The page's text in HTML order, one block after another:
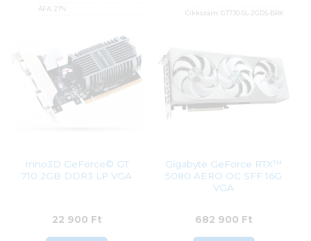
ÁFA: 27%
Cikkszám: GT730-SL-2GD5-BRK
ÁFA:
27%
Azonosító:
36 790Ft
Inno3D GeForce© GT
710 2GB DDR3 LP VGA
22 900 Ft
Gigabyte GeForce RTX™
5080 AERO OC SFF 16G
VGA
682 900 Ft